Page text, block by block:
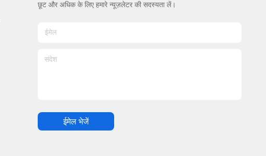
छूट और अधिक के लिए हमारे न्यूज़लेटर की सदस्यता लें।
ईमेल भेजें